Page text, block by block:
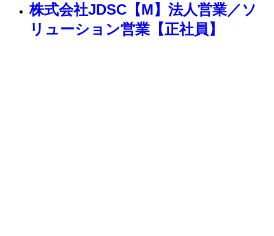
株式会社JDSC【M】法人営業／ソ
リューション営業【正社員】